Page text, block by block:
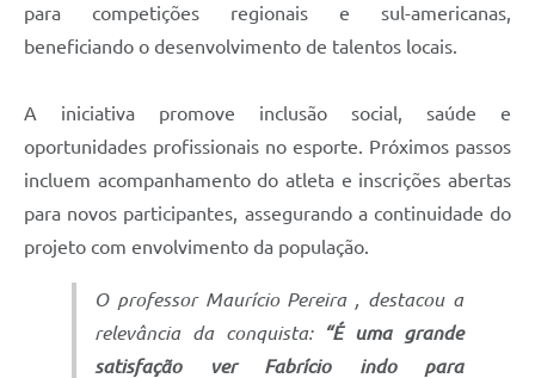
para competições regionais e sul-americanas,
beneficiando o desenvolvimento de talentos locais.
A iniciativa promove inclusão social, saúde e
oportunidades profissionais no esporte. Próximos passos
incluem acompanhamento do atleta e inscrições abertas
para novos participantes, assegurando a continuidade do
projeto com envolvimento da população.
O professor Maurício Pereira , destacou a
relevância da conquista:
“É uma grande
satisfação ver Fabrício indo para